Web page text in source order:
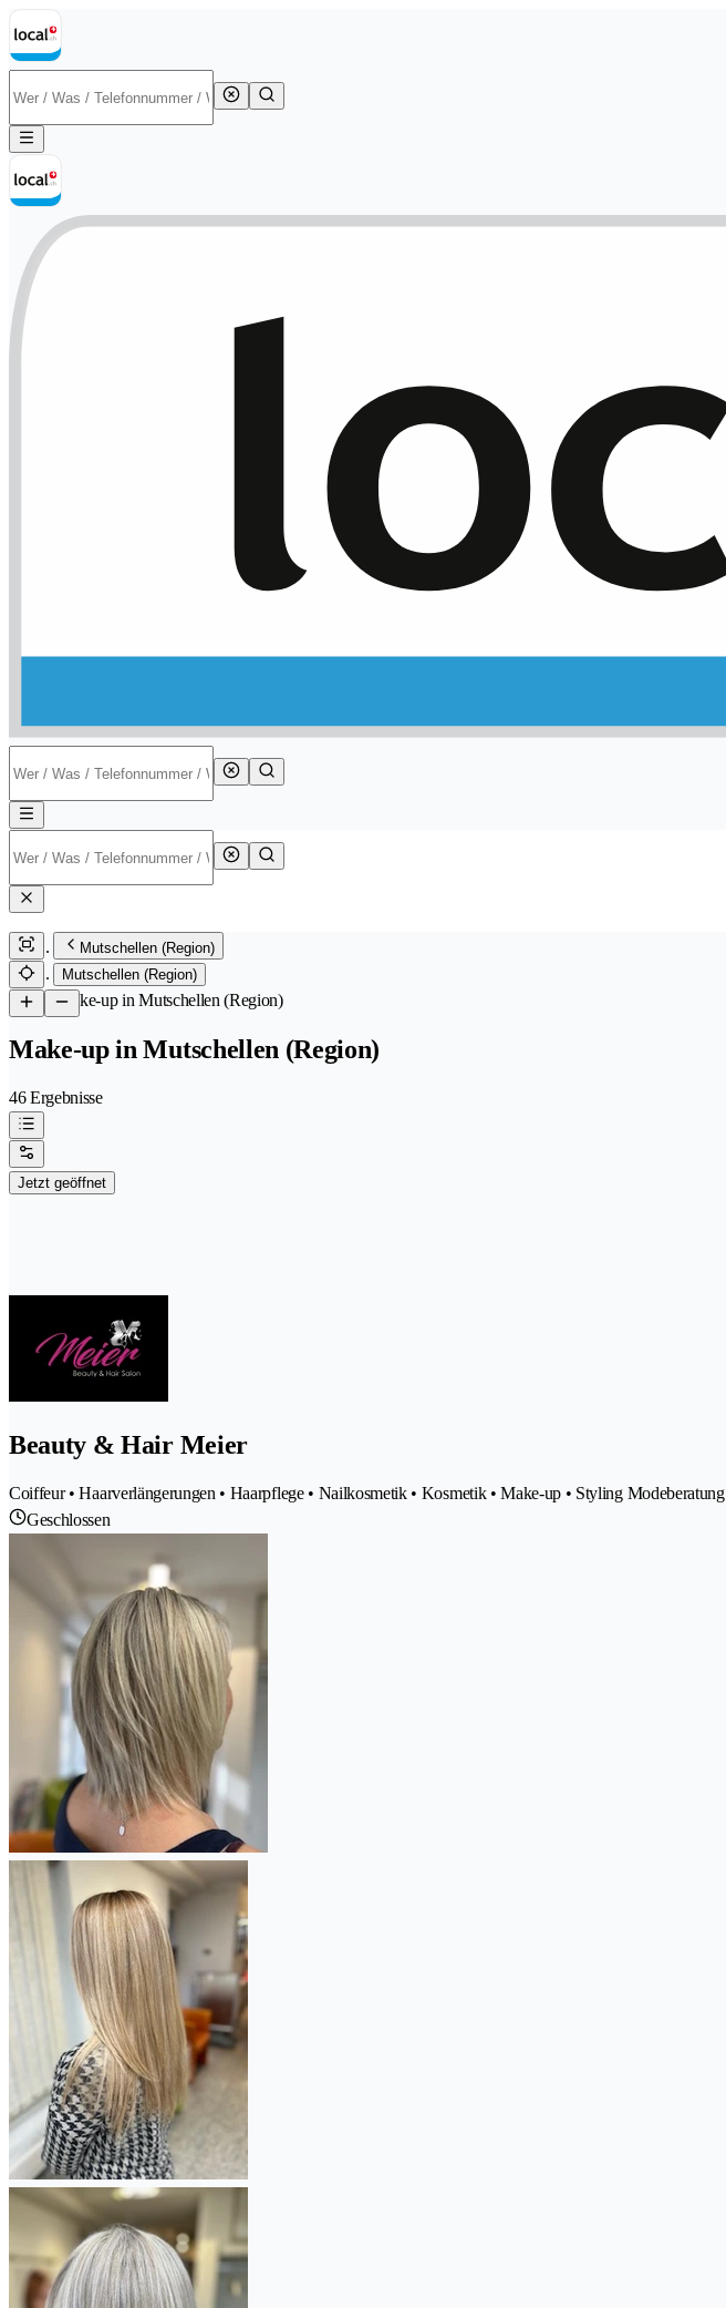
Mutschellen (Region)
Mutschellen (Region)
/Make-up in Mutschellen (Region)
Make-up in Mutschellen (Region)
46 Ergebnisse
Jetzt geöffnet
Beauty & Hair Meier
Coiffeur • Haarverlängerungen • Haarpflege • Nailkosmetik • Kosmetik • Make-up • Styling Modeberatung
Geschlossen